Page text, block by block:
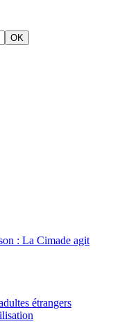
OK
: La Cimade agit
étrangers